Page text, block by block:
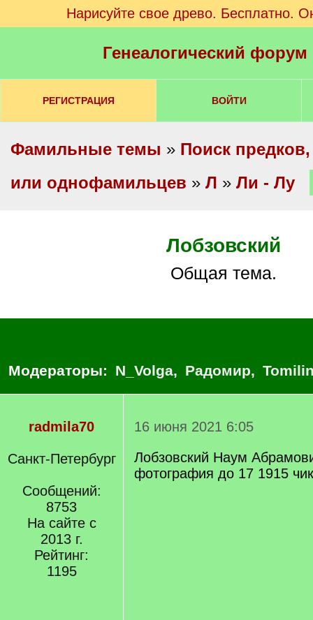
Нарисуйте свое древо. Бесплатно.
Генеалогический
РЕГИСТРАЦИЯ ВОЙТИ
Фамильные темы » Поиск
или однофамильцев » Л » Ли - Лу
Лобзовский
Общая тема.
Модераторы: N_Volga, Радомир,
radmila70
Санкт-Петербург
Сообщений:
8753
На сайте с
2013 г.
Рейтинг:
1195
16 июня 2021 6:05
Лобзовский Наум
фотография до 17 1915